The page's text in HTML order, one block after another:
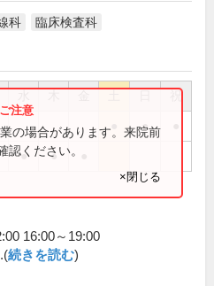
科 臨床検査科
祝
●
● ●
の場合があります。来院前
認ください。
×閉じる
16:00～19:00
続きを読む)